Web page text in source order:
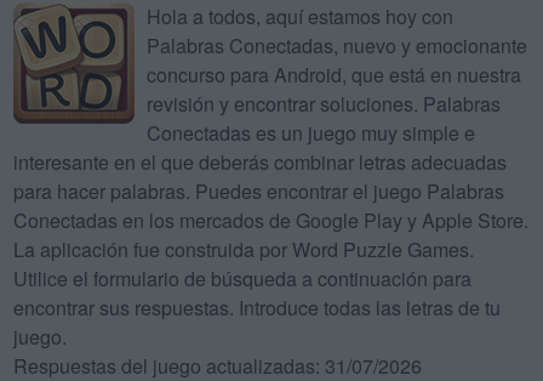
Hola a todos, aquí estamos hoy con
Palabras Conectadas, nuevo y emocionante
concurso para Android, que está en nuestra
revisión y encontrar soluciones. Palabras
Conectadas es un juego muy simple e
interesante en el que deberás combinar letras adecuadas
para hacer palabras. Puedes encontrar el juego Palabras
Conectadas en los mercados de Google Play y Apple Store.
La aplicación fue construida por Word Puzzle Games.
Utilice el formulario de búsqueda a continuación para
encontrar sus respuestas. Introduce todas las letras de tu
juego.
Respuestas del juego actualizadas: 31/07/2026